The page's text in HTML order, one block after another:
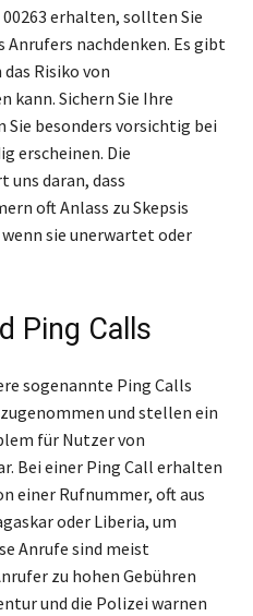
erhalten, sollten Sie
Anrufers nachdenken. Es gibt
Risiko von
kann. Sichern Sie Ihre
Sie besonders vorsichtig bei
erscheinen. Die
uns daran, dass
oft Anlass zu Skepsis
sie unerwartet oder
Ping Calls
sogenannte Ping Calls
und stellen ein
für Nutzer von
Bei einer Ping Call erhalten
einer Rufnummer, oft aus
oder Liberia, um
Anrufe sind meist
zu hohen Gebühren
und die Polizei warnen